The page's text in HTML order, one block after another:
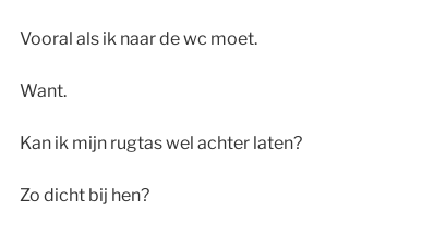
Vooral als ik naar de wc moet.
Want.
Kan ik mijn rugtas wel achter laten?
Zo dicht bij hen?